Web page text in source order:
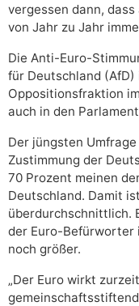
vergessen dann,
von Jahr zu Jahr
Die Anti-Euro-
für Deutschland
Oppositionsfraktion
auch in den
Der jüngsten
Zustimmung der
70 Prozent meinen
Deutschland. Damit
überdurchschnittlich.
der Euro-Befürworter
noch größer.
„Der Euro wirkt